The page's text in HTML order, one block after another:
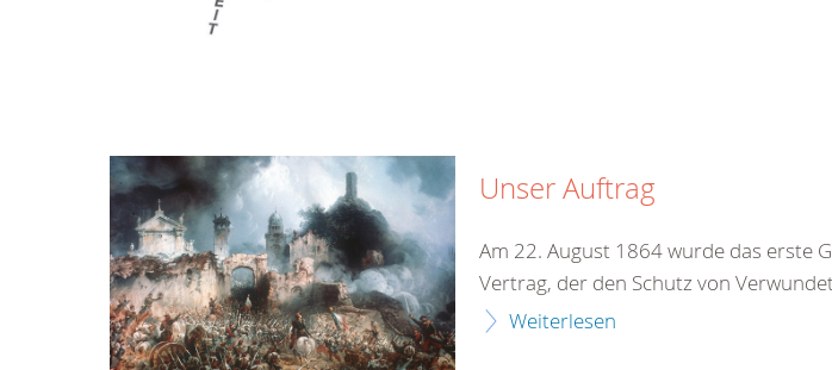
Unser Auftrag
Am 22. August 1864 wurde das erste
Vertrag, der den Schutz von
Weiterlesen